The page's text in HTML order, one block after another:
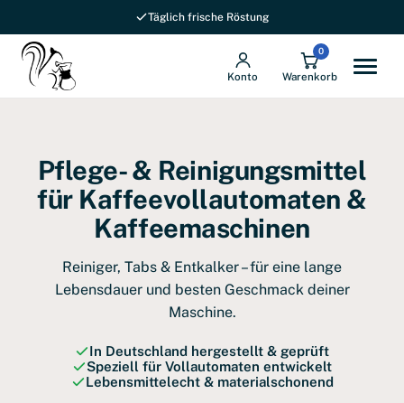
Täglich frische Röstung
Konto
0
Warenkorb
Pflege- & Reinigungsmittel
für Kaffeevollautomaten &
Kaffeemaschinen
Reiniger, Tabs & Entkalker – für eine lange
Lebensdauer und besten Geschmack deiner
Maschine.
In Deutschland hergestellt & geprüft
Speziell für Vollautomaten entwickelt
Lebensmittelecht & materialschonend